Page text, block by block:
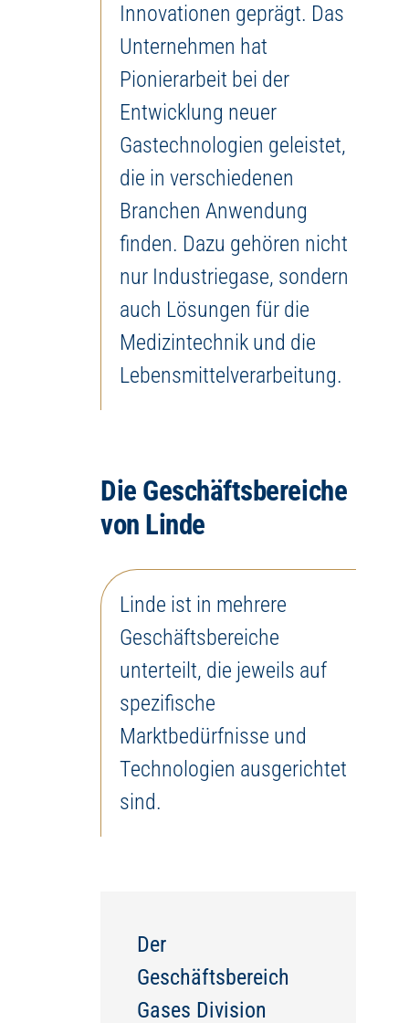
Innovationen geprägt. Das
Unternehmen hat
Pionierarbeit bei der
Entwicklung neuer
Gastechnologien geleistet,
die in verschiedenen
Branchen Anwendung
finden. Dazu gehören nicht
nur Industriegase, sondern
auch Lösungen für die
Medizintechnik und die
Lebensmittelverarbeitung.
Die Geschäftsbereiche
von Linde
Linde ist in mehrere
Geschäftsbereiche
unterteilt, die jeweils auf
spezifische
Marktbedürfnisse und
Technologien ausgerichtet
sind.
Der
Geschäftsbereich
Gases Division